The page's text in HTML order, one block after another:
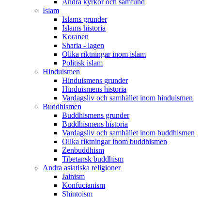
Islam
Islams grunder
Islams historia
Koranen
Sharia - lagen
Olika riktningar inom islam
Politisk islam
Hinduismen
Hinduismens grunder
Hinduismens historia
Vardagsliv och samhället inom hinduismen
Buddhismen
Buddhismens grunder
Buddhismens historia
Vardagsliv och samhället inom buddhismen
Olika riktningar inom buddhismen
Zenbuddhism
Tibetansk buddhism
Andra asiatiska religioner
Jainism
Konfucianism
Shintoism